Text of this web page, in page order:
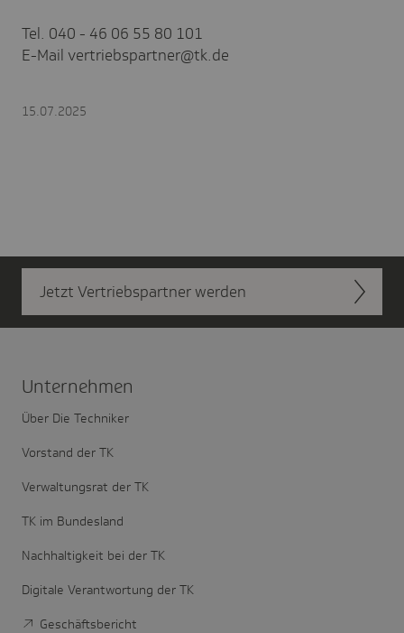
Tel. 040 - 46 06 55 80 101
E-Mail vertriebspartner@tk.de
15.07.2025
Jetzt Vertriebs­partner werden
Unter­nehmen
Über Die Techniker
Vorstand der TK
Verwaltungsrat der TK
TK im Bundesland
Nachhaltigkeit bei der TK
Digitale Verantwortung der TK
Geschäftsbericht